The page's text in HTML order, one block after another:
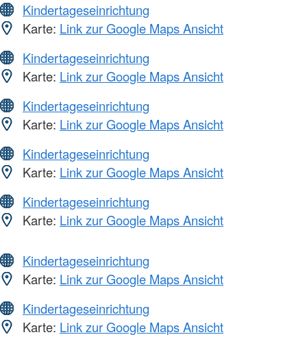
Kindertageseinrichtung
Karte: Link zur Google Maps Ansicht
Kindertageseinrichtung
Karte: Link zur Google Maps Ansicht
Kindertageseinrichtung
Karte: Link zur Google Maps Ansicht
Kindertageseinrichtung
Karte: Link zur Google Maps Ansicht
Kindertageseinrichtung
Karte: Link zur Google Maps Ansicht
Kindertageseinrichtung
Karte: Link zur Google Maps Ansicht
Kindertageseinrichtung
Karte: Link zur Google Maps Ansicht